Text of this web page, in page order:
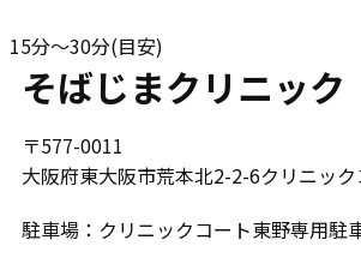
15分～30分(目安)
そばじまクリニック
〒577-0011
大阪府東大阪市荒本北2-2-6クリニッ
駐車場：​クリニックコート東野専用